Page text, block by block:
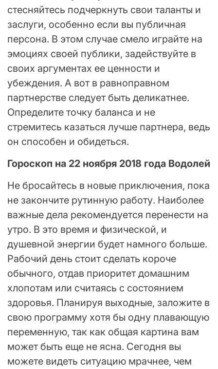
стесняйтесь подчеркнуть свои таланты и
заслуги, особенно если вы публичная
персона. В этом случае смело играйте на
эмоциях своей публики, задействуйте в
своих аргументах ее ценности и
убеждения. А вот в равноправном
партнерстве следует быть деликатнее.
Определите точку баланса и не
стремитесь казаться лучше партнера, ведь
он способен и обидеться.
Гороскоп на 22 ноября 2018 года Водолей
Не бросайтесь в новые приключения, пока
не закончите рутинную работу. Наиболее
важные дела рекомендуется перенести на
утро. В это время и физической, и
душевной энергии будет намного больше.
Рабочий день стоит сделать короче
обычного, отдав приоритет домашним
хлопотам или считаясь с состоянием
здоровья. Планируя выходные, заложите в
свою программу хотя бы одну плавающую
переменную, так как общая картина вам
может быть еще не ясна. Сегодня вы
можете видеть ситуацию мрачнее, чем